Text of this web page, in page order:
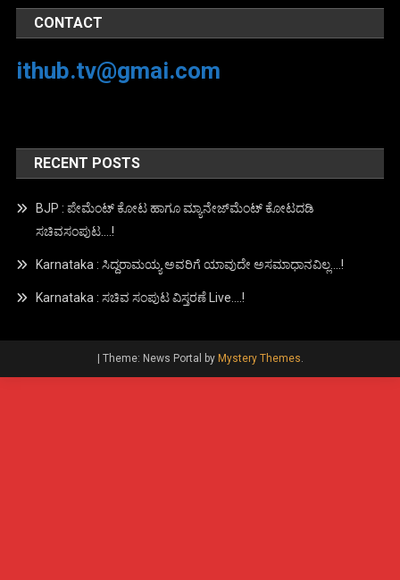
CONTACT
ithub.tv@gmai.com
RECENT POSTS
BJP : ಪೇಮೆಂಟ್ ಕೋಟ ಹಾಗೂ ಮ್ಯಾನೇಜ್‍ಮೆಂಟ್ ಕೋಟದಡಿ
ಸಚಿವಸಂಪುಟ….!
Karnataka : ಸಿದ್ದರಾಮಯ್ಯ ಅವರಿಗೆ ಯಾವುದೇ ಅಸಮಾಧಾನವಿಲ್ಲ….!
Karnataka : ಸಚಿವ ಸಂಪುಟ ವಿಸ್ತರಣೆ Live….!
| Theme: News Portal by Mystery Themes.